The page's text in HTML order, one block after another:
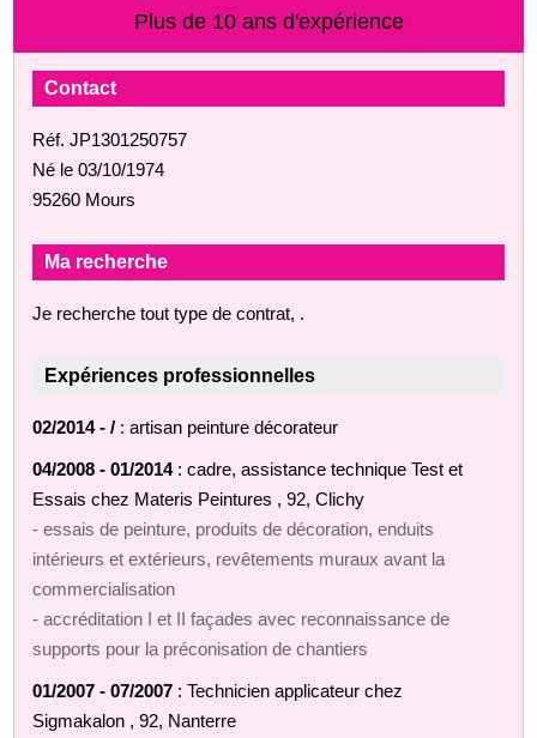
Plus de 10 ans d'expérience
Contact
Réf. JP1301250757
Né le 03/10/1974
95260 Mours
Ma recherche
Je recherche tout type de contrat, .
Expériences professionnelles
02/2014 - / : artisan peinture décorateur
04/2008 - 01/2014: cadre, assistance technique Test et
Essais chez Materis Peintures , 92, Clichy
- essais de peinture, produits de décoration, enduits
intérieurs et extérieurs, revêtements muraux avant la
commercialisation
- accréditation I et II façades avec reconnaissance de
supports pour la préconisation de chantiers
01/2007 - 07/2007 : Technicien applicateur chez
Sigmakalon , 92, Nanterre